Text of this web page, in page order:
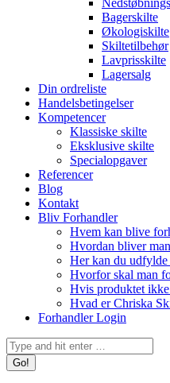
Bagerskilte
Økologiskilte
Skiltetilbehør
Lavprisskilte
Lagersalg
Din ordreliste
Handelsbetingelser
Kompetencer
Klassiske skilte
Eksklusive skilte
Specialopgaver
Referencer
Blog
Kontakt
Bliv Forhandler
Hvem kan blive
Hvordan bliver
Her kan du udfylde
Hvorfor skal man
Hvis produktet
Hvad er Chriska
Forhandler Login
Search: